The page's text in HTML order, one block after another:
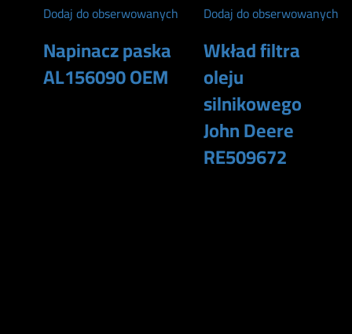
Dodaj do obserwowanych
Napinacz paska
AL156090 OEM
Dodaj do obserwowanych
Wkład filtra
oleju
silnikowego
John Deere
RE509672